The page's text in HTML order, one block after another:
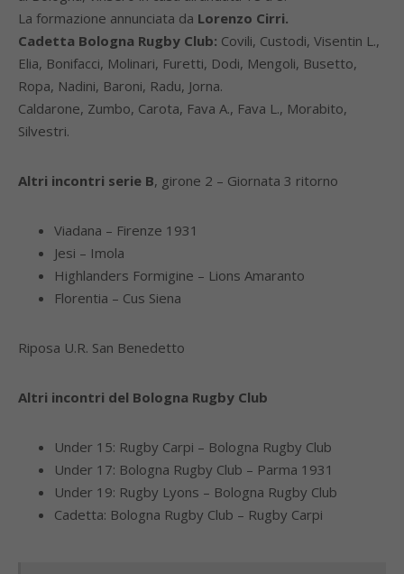
La formazione annunciata da Lorenzo Cirri.
Cadetta Bologna Rugby Club: Covili, Custodi, Visentin L.,
Elia, Bonifacci, Molinari, Furetti, Dodi, Mengoli, Busetto,
Ropa, Nadini, Baroni, Radu, Jorna.
Caldarone, Zumbo, Carota, Fava A., Fava L., Morabito,
Silvestri.
Altri incontri serie B, girone 2 – Giornata 3 ritorno
Viadana – Firenze 1931
Jesi – Imola
Highlanders Formigine – Lions Amaranto
Florentia – Cus Siena
Riposa U.R. San Benedetto
Altri incontri del Bologna Rugby Club
Under 15: Rugby Carpi – Bologna Rugby Club
Under 17: Bologna Rugby Club – Parma 1931
Under 19: Rugby Lyons – Bologna Rugby Club
Cadetta: Bologna Rugby Club – Rugby Carpi